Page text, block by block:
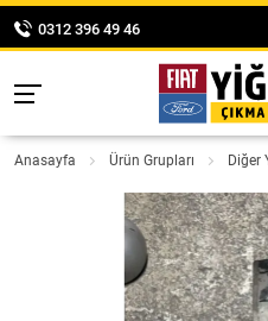
0312 396 49 46
Anasayfa Ürün Grupları Diğer